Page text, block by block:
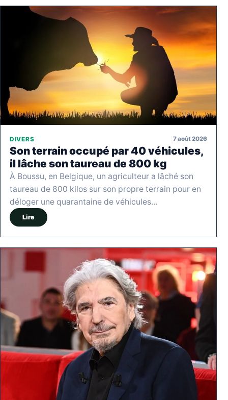
DIVERS 7 août 2026
Son terrain occupé par 40 véhicules,
il lâche son taureau de 800 kg
À Boussu, en Belgique, un agriculteur a lâché son
taureau de 800 kilos sur son propre terrain pour en
déloger une quarantaine de véhicules…
Lire